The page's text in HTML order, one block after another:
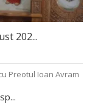
202...
Preotul Ioan Avram